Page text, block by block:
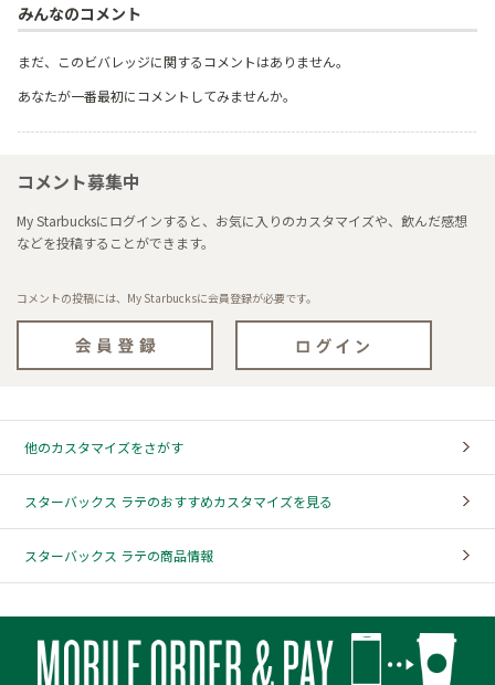
みんなのコメント
まだ、このビバレッジに関するコメントはありません。
あなたが一番最初にコメントしてみませんか。
コメント募集中
My Starbucksにログインすると、お気に入りのカスタマイズや、飲んだ感想
などを投稿することができます。
コメントの投稿には、My Starbucksに会員登録が必要です。
他のカスタマイズをさがす
スターバックス ラテのおすすめカスタマイズを見る
スターバックス ラテの商品情報